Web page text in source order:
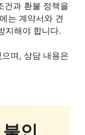
건과 환불 정책을
는 계약서와 견
지해야 합니다.
며, 상담 내용은